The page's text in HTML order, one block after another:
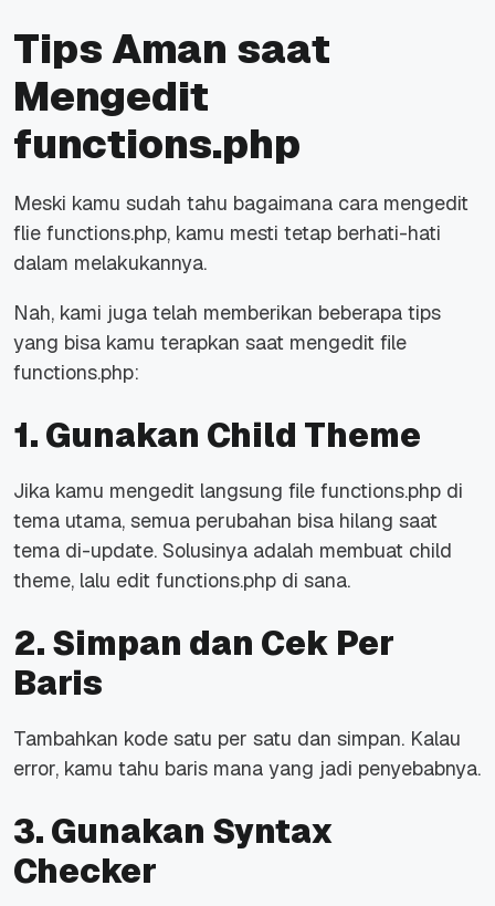
Tips Aman saat
Mengedit
functions.php
Meski kamu sudah tahu bagaimana cara mengedit
flie functions.php, kamu mesti tetap berhati-hati
dalam melakukannya.
Nah, kami juga telah memberikan beberapa tips
yang bisa kamu terapkan saat mengedit file
functions.php:
1. Gunakan Child Theme
Jika kamu mengedit langsung file functions.php di
tema utama, semua perubahan bisa hilang saat
tema di-update. Solusinya adalah membuat child
theme, lalu edit functions.php di sana.
2. Simpan dan Cek Per
Baris
Tambahkan kode satu per satu dan simpan. Kalau
error, kamu tahu baris mana yang jadi penyebabnya.
3. Gunakan Syntax
Checker